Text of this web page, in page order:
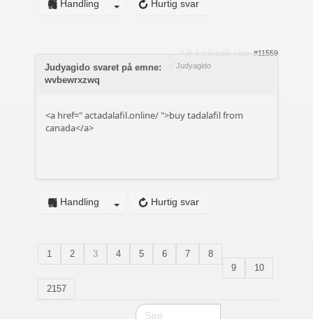
Hurtig svar
Handling
4 år 6 måneder siden
#11559
Judyagido
Judyagido svaret på emne:
wvbewrxzwq
<a href="actadalafil.online/ ">buy tadalafil from
canada</a>
Hurtig svar
Handling
1 2 3 4 5 6 7
8
9
10
2157